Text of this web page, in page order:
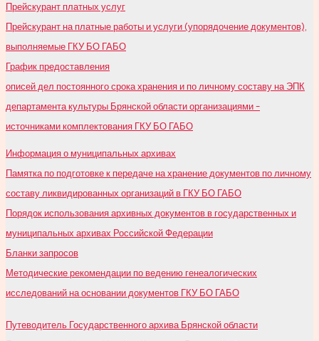
Прейскурант платных услуг
Прейскурант на платные работы и услуги (упорядочение документов),
выполняемые ГКУ БО ГАБО
График предоставления
описей дел постоянного срока хранения и по личному составу на ЭПК
департамента культуры Брянской области организациями –
источниками комплектования ГКУ БО ГАБО
Информация о муниципальных архивах
Памятка по подготовке к передаче на хранение документов по личному
составу ликвидированных организаций в ГКУ БО ГАБО
Порядок использования архивных документов в государственных и
муниципальных архивах Российской Федерации
Бланки запросов
Методические рекомендации по ведению генеалогических
исследований на основании документов ГКУ БО ГАБО
Путеводитель Государственного архива Брянской области